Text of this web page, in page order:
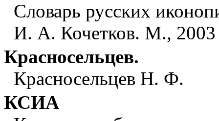
Словарь русских
И. А. Кочетков. М., 2003
Красносельцев.
Красносельцев Н. Ф.
КСИА